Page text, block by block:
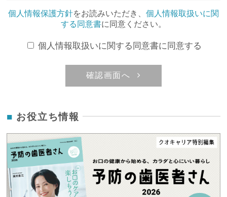
個人情報保護方針をお読みいただき、 個人情報取扱いに関
する同意書に同意ください。
個人情報取扱いに関する同意書に同意する
確認画面へ
お役立ち情報